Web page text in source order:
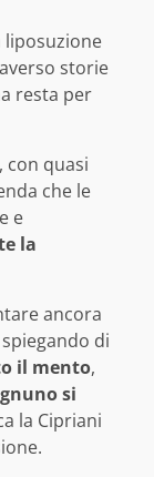
liposuzione
storie
resta per
con quasi
che le
e
la
ancora
di
il mento,
si
la Cipriani